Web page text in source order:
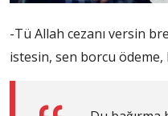
-Tü Allah cezanı versin
istesin, sen borcu ödeme,